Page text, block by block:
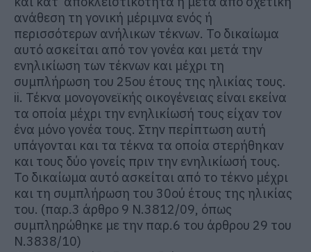
ανάθεση τη γονική μέριμνα ενός ή
περισσότερων ανήλικων τέκνων. Το δικαίωμα
αυτό ασκείται από τον γονέα και μετά την
ενηλικίωση των τέκνων και μέχρι τη
συμπλήρωση του 25ου έτους της ηλικίας τους.
ii. Τέκνα μονογονεϊκής οικογένειας είναι εκείνα
τα οποία μέχρι την ενηλικίωσή τους είχαν τον
ένα μόνο γονέα τους. Στην περίπτωση αυτή
υπάγονται και τα τέκνα τα οποία στερήθηκαν
και τους δύο γονείς πριν την ενηλικίωσή τους.
Το δικαίωμα αυτό ασκείται από το τέκνο μέχρι
και τη συμπλήρωση του 30ού έτους της ηλικίας
του. (παρ.3 άρθρο 9 Ν.3812/09, όπως
συμπληρώθηκε με την παρ.6 του άρθρου 29 του
Ν.3838/10)